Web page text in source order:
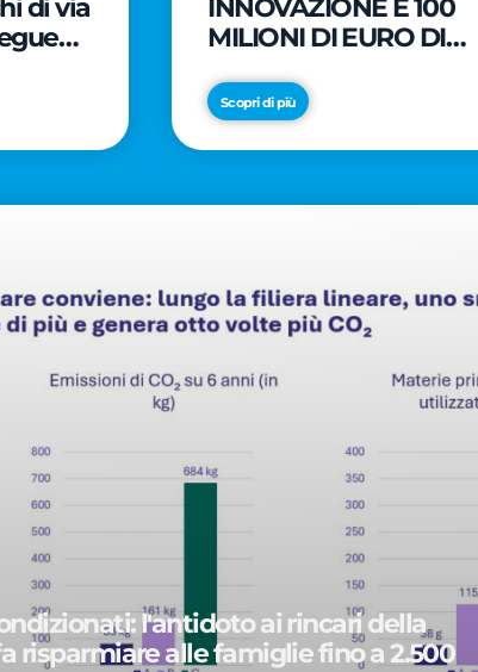
di via
gli
INNOVAZIONE E 100
MILIONI DI EURO DI
PER LO SVILUPPO DEL
MERCATO ITALIANO
DEL GELATO
Scopri di più
l'antidoto ai rincari della
risparmiare alle famiglie fino a 2.500